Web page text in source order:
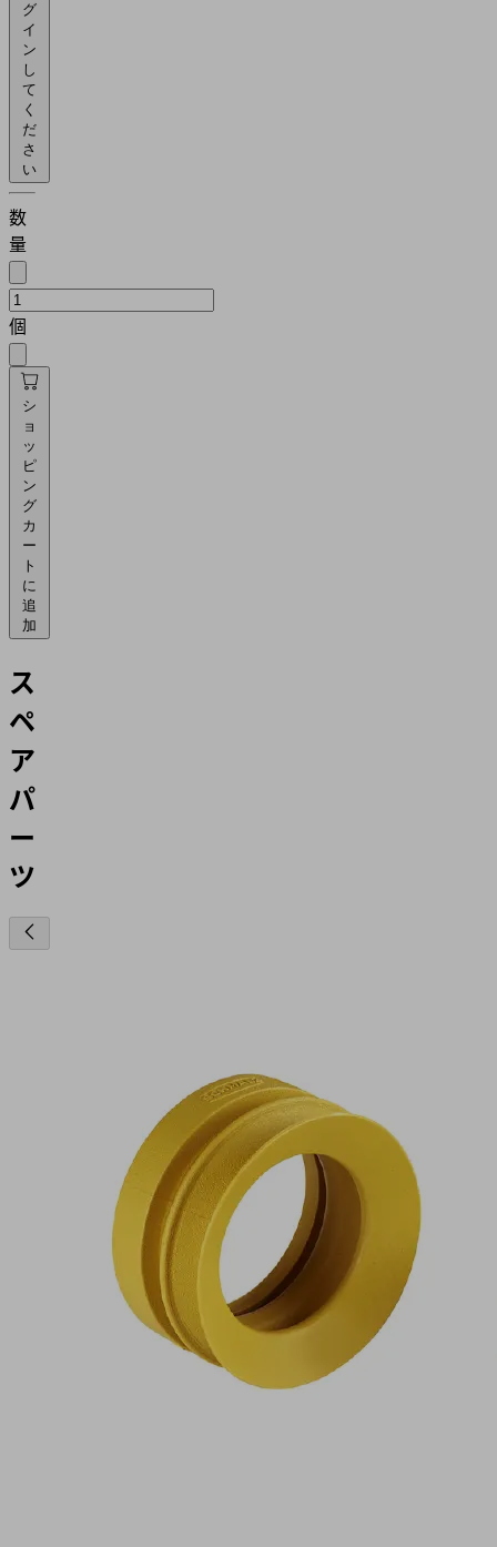
グ
イ
ン
し
て
く
だ
さ
い
数
量
個
シ
ョ
ッ
ピ
ン
グ
カ
ー
ト
に
追
加
ス
ペ
ア
パ
ー
ツ